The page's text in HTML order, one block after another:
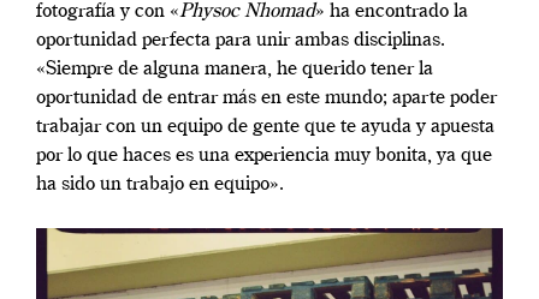
fotografía y con «Physoc Nhomad» ha encontrado la
oportunidad perfecta para unir ambas disciplinas.
«Siempre de alguna manera, he querido tener la
oportunidad de entrar más en este mundo; aparte poder
trabajar con un equipo de gente que te ayuda y apuesta
por lo que haces es una experiencia muy bonita, ya que
ha sido un trabajo en equipo».